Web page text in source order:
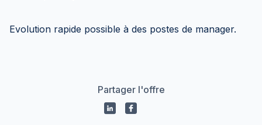
Evolution rapide possible à des postes de manager.
Partager l'offre